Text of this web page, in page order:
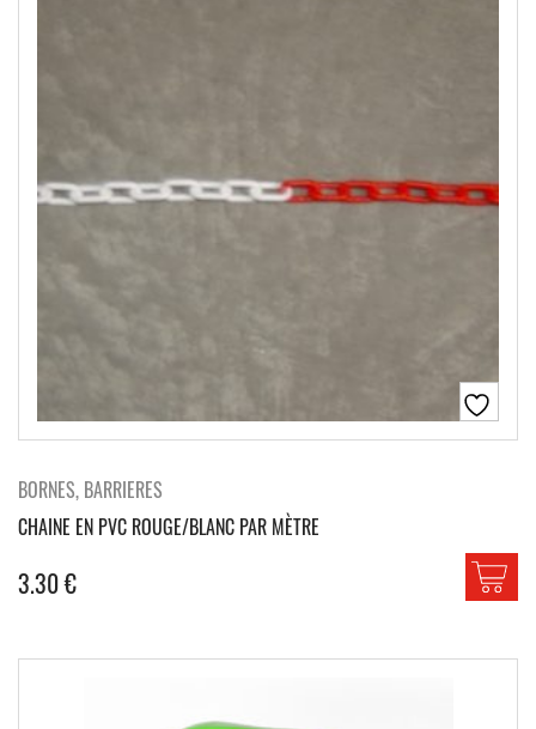
BORNES, BARRIERES
CHAINE EN PVC ROUGE/BLANC PAR MÈTRE
3.30€